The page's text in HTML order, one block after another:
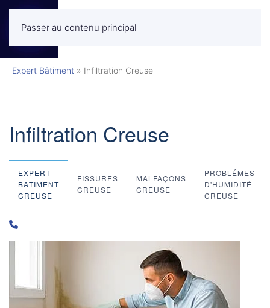
Passer au contenu principalMENU
Expert Bâtiment » Infiltration Creuse
Infiltration Creuse
EXPERT
BÂTIMENT
CREUSE
FISSURES
CREUSE
MALFAÇONS
CREUSE
PROBLÉMES
D'HUMIDITÉ
CREUSE